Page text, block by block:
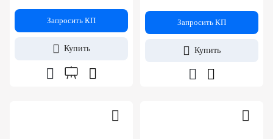
Запросить КП
Купить
Запросить КП
Купить